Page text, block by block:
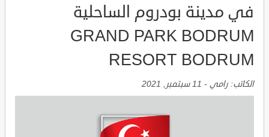
في مدينة بودروم الساحلية
GRAND PARK BODRUM
RESORT BODRUM
الكاتب: رامي - 11 سبتمبر, 2021